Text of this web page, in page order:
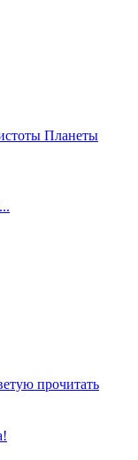
Планеты
прочитать